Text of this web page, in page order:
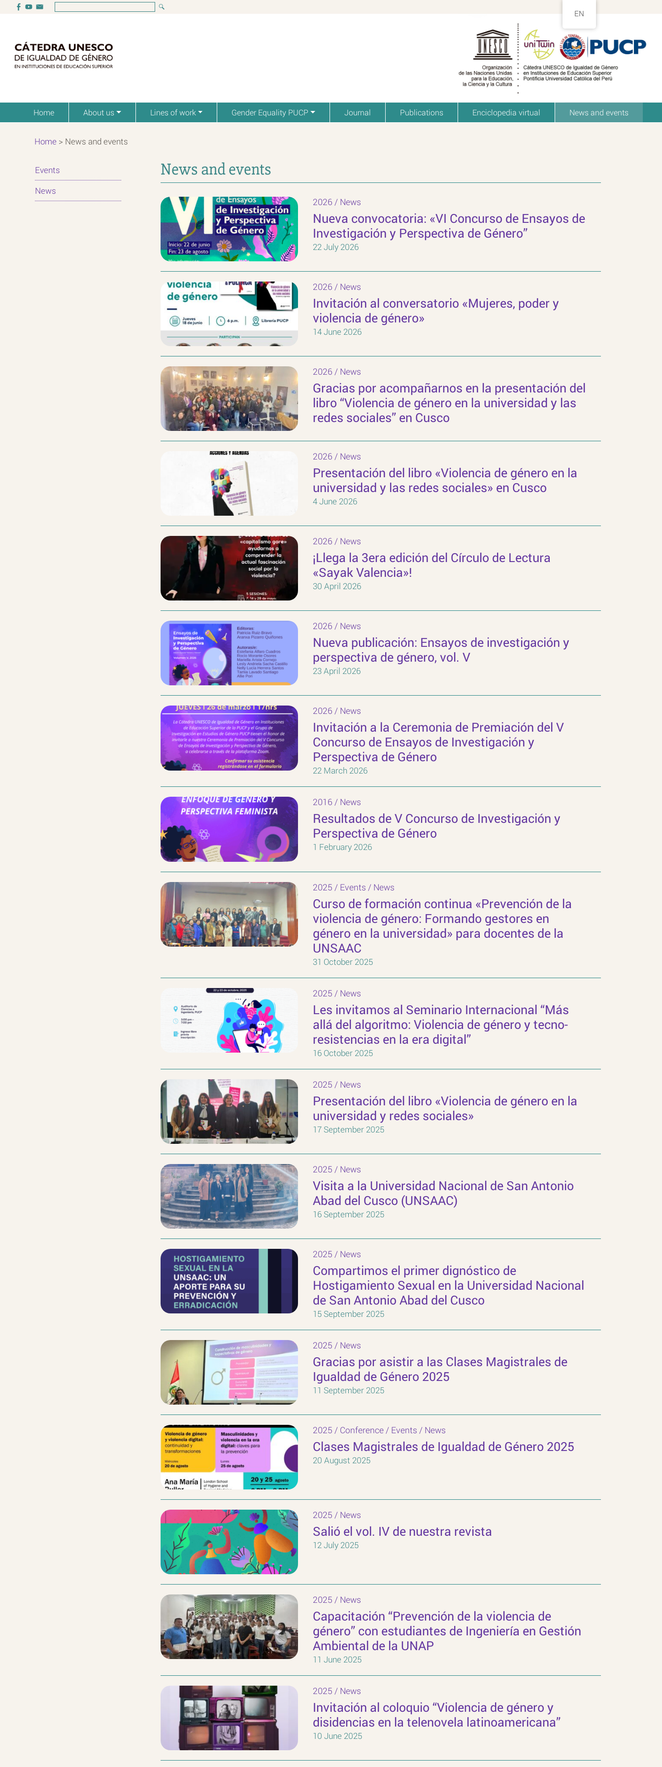
Home About us Lines of work Gender Equality PUCP Journal Publications Enciclopedia virtual News and events
Home > News and events
Events
News
News and events
2026 / News
Nueva convocatoria: «VI Concurso de Ensayos de
Investigación y Perspectiva de Género”
22 July 2026
2026 / News
Invitación al conversatorio «Mujeres, poder y
violencia de género»
14 June 2026
2026 / News
Gracias por acompañarnos en la presentación del
libro “Violencia de género en la universidad y las
redes sociales” en Cusco
2026 / News
Presentación del libro «Violencia de género en la
universidad y las redes sociales» en Cusco
4 June 2026
2026 / News
¡Llega la 3era edición del Círculo de Lectura
«Sayak Valencia»!
30 April 2026
2026 / News
Nueva publicación: Ensayos de investigación y
perspectiva de género, vol. V
23 April 2026
2026 / News
Invitación a la Ceremonia de Premiación del V
Concurso de Ensayos de Investigación y
Perspectiva de Género
22 March 2026
2016 / News
Resultados de V Concurso de Investigación y
Perspectiva de Género
1 February 2026
2025 / Events / News
Curso de formación continua «Prevención de la
violencia de género: Formando gestores en
género en la universidad» para docentes de la
UNSAAC
31 October 2025
2025 / News
Les invitamos al Seminario Internacional “Más
allá del algoritmo: Violencia de género y tecno-
resistencias en la era digital”
16 October 2025
2025 / News
Presentación del libro «Violencia de género en la
universidad y redes sociales»
17 September 2025
2025 / News
Visita a la Universidad Nacional de San Antonio
Abad del Cusco (UNSAAC)
16 September 2025
2025 / News
Compartimos el primer dignóstico de
Hostigamiento Sexual en la Universidad Nacional
de San Antonio Abad del Cusco
15 September 2025
2025 / News
Gracias por asistir a las Clases Magistrales de
Igualdad de Género 2025
11 September 2025
2025 / Conference/ Events / News
Clases Magistrales de Igualdad de Género 2025
20 August 2025
2025 / News
Salió el vol. IV de nuestra revista
12 July 2025
2025 / News
Capacitación “Prevención de la violencia de
género” con estudiantes de Ingeniería en Gestión
Ambiental de la UNAP
11 June 2025
2025 / News
Invitación al coloquio “Violencia de género y
disidencias en la telenovela latinoamericana”
10 June 2025
EN